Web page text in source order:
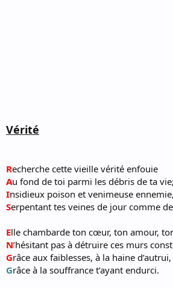
Vérité
Recherche cette vieille vérité enfouie
Au fond de toi parmi les débris de ta vie;
Insidieux poison et venimeuse ennemie,
Serpentant tes veines de jour comme
Elle chambarde ton cœur, ton amour,
N’hésitant pas à détruire ces murs
Grâce aux faiblesses, à la haine d’autrui,
Grâce à la souffrance t’ayant endurci.